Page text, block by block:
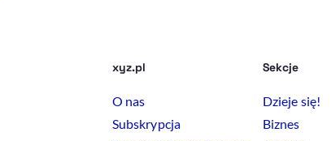
xyz.pl
O nas
Subskrypcja
Sekcje
Dzieje się!
Biznes